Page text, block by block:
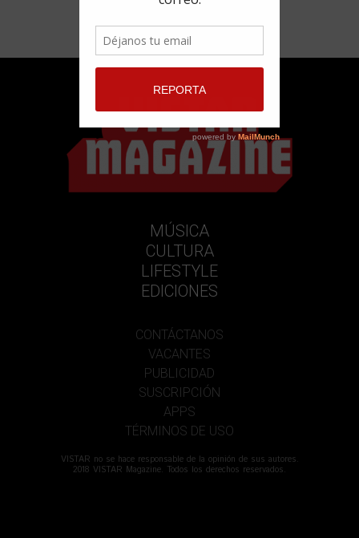
MÚSICA
CULTURA
LIFESTYLE
EDICIONES
CONTÁCTANOS
VACANTES
PUBLICIDAD
SUSCRIPCIÓN
APPS
TÉRMINOS DE USO
VISTAR no se hace responsable de la opinión de sus autores.
2018 VISTAR Magazine. Todos los derechos reservados.